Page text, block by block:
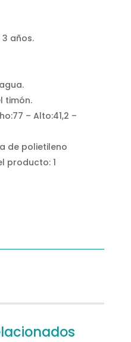
años.
timón.
– Alto:41,2 –
de polietileno
producto: 1